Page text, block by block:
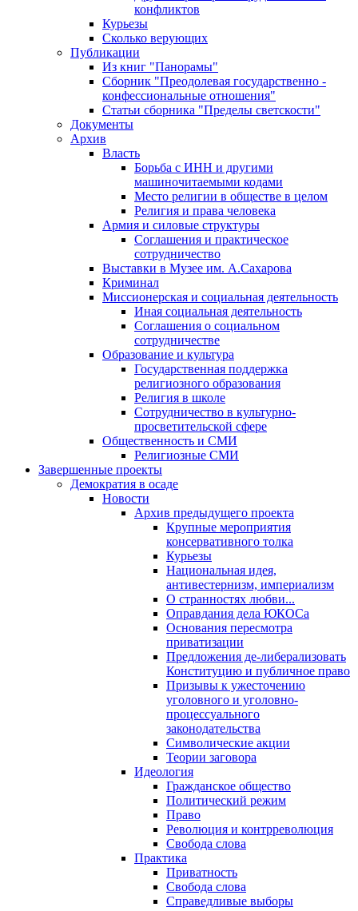
конфликтов
Курьезы
Сколько верующих
Публикации
Из книг "Панорамы"
Сборник "Преодолевая государственно -
конфессиональные отношения"
Статьи сборника "Пределы светскости"
Документы
Архив
Власть
Борьба с ИНН и другими
машиночитаемыми кодами
Место религии в обществе в целом
Религия и права человека
Армия и силовые структуры
Соглашения и практическое
сотрудничество
Выставки в Музее им. А.Сахарова
Криминал
Миссионерская и социальная деятельность
Иная социальная деятельность
Соглашения о социальном
сотрудничестве
Образование и культура
Государственная поддержка
религиозного образования
Религия в школе
Сотрудничество в культурно-
просветительской сфере
Общественность и СМИ
Религиозные СМИ
Завершенные проекты
Демократия в осаде
Новости
Архив предыдущего проекта
Крупные мероприятия
консервативного толка
Курьезы
Национальная идея,
антивестернизм, империализм
О странностях любви...
Оправдания дела ЮКОСа
Основания пересмотра
приватизации
Предложения де-либерализовать
Конституцию и публичное право
Призывы к ужесточению
уголовного и уголовно-
процессуального
законодательства
Символические акции
Теории заговора
Идеология
Гражданское общество
Политический режим
Право
Революция и контрреволюция
Свобода слова
Практика
Приватность
Свобода слова
Справедливые выборы